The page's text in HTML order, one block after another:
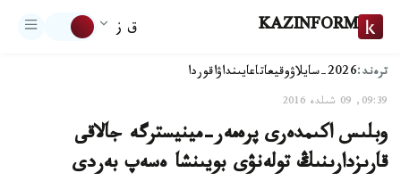
KAZINFORM ق ز
ترەند:2026-سايلاۋ وقيعاتاعايىنداۋاقوردا
09:39, 09 شىلدە 2016
وبلىس اكىمدەرى پرەمەر-مينيسترگە جالاقى
قارىزدارىنىڭ تولەنۋى بويىنشا ەسەپ بەردى